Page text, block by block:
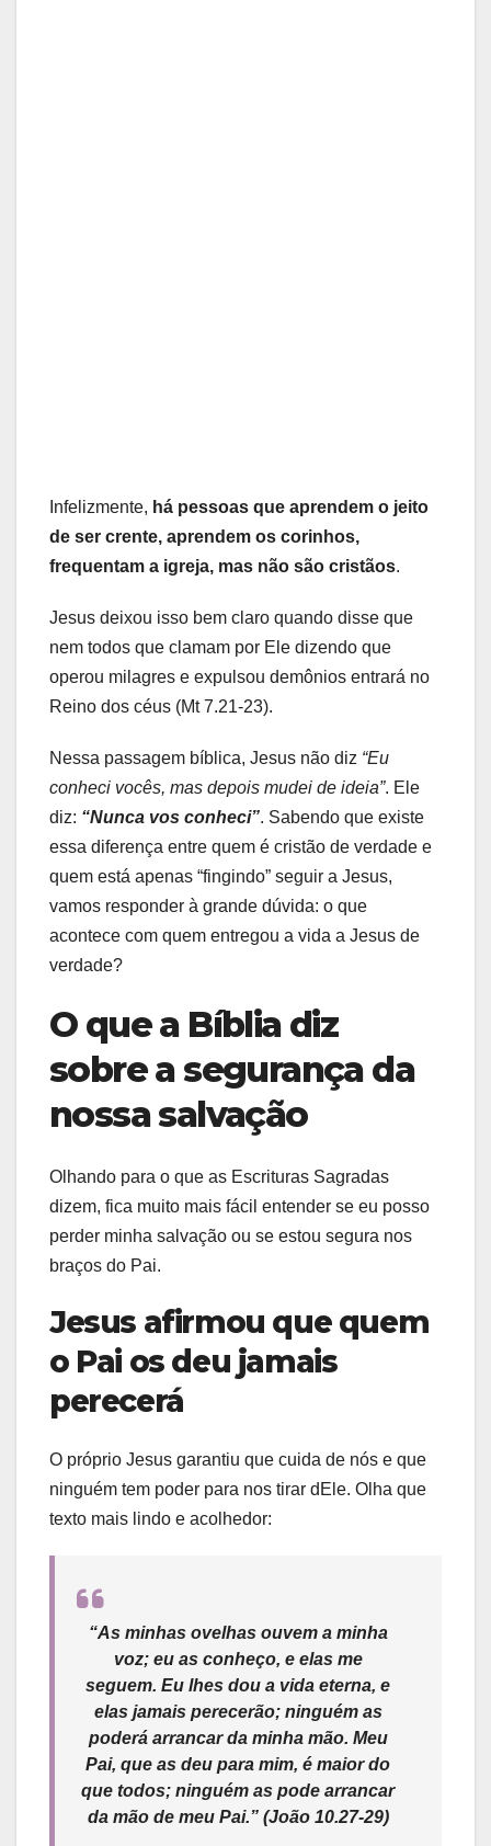
Infelizmente, há pessoas que aprendem o jeito
de ser crente, aprendem os corinhos,
frequentam a igreja, mas não são cristãos.
Jesus deixou isso bem claro quando disse que
nem todos que clamam por Ele dizendo que
operou milagres e expulsou demônios entrará no
Reino dos céus (Mt 7.21-23).
Nessa passagem bíblica, Jesus não diz “Eu
conheci vocês, mas depois mudei de ideia”. Ele
diz: “Nunca vos conheci”. Sabendo que existe
essa diferença entre quem é cristão de verdade e
quem está apenas “fingindo” seguir a Jesus,
vamos responder à grande dúvida: o que
acontece com quem entregou a vida a Jesus de
verdade?
O que a Bíblia diz
sobre a segurança da
nossa salvação
Olhando para o que as Escrituras Sagradas
dizem, fica muito mais fácil entender se eu posso
perder minha salvação ou se estou segura nos
braços do Pai.
Jesus afirmou que quem
o Pai os deu jamais
perecerá
O próprio Jesus garantiu que cuida de nós e que
ninguém tem poder para nos tirar dEle. Olha que
texto mais lindo e acolhedor:
“As minhas ovelhas ouvem a minha
voz; eu as conheço, e elas me
seguem. Eu lhes dou a vida eterna, e
elas jamais perecerão; ninguém as
poderá arrancar da minha mão. Meu
Pai, que as deu para mim, é maior do
que todos; ninguém as pode arrancar
da mão de meu Pai.”(João 10.27-29)